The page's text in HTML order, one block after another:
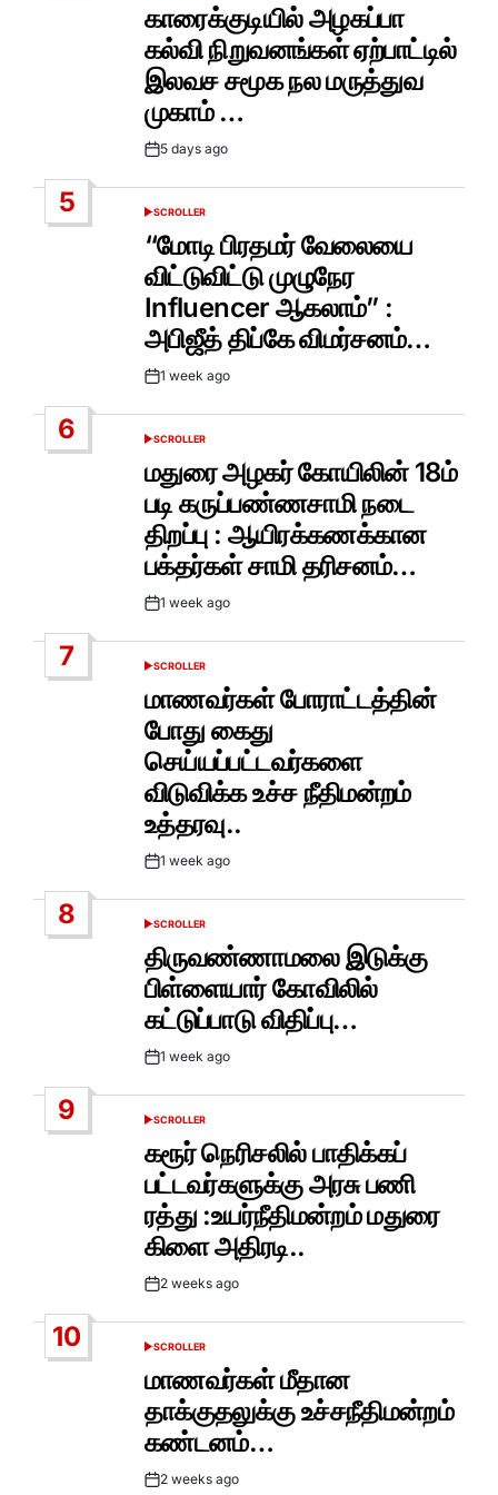
காரைக்குடியில் அழகப்பா
கல்வி நிறுவனங்கள் ஏற்பாட்டில்
இலவச சமூக நல மருத்துவ
முகாம் …
Post5 days ago
5
POSTED
SCROLLER
“மோடி பிரதமர் வேலையை
விட்டுவிட்டு முழுநேர
Influencer ஆகலாம்” :
அபிஜீத் திப்கே விமர்சனம்…
Post1 week ago
6
POSTED
SCROLLER
மதுரை அழகர் கோயிலின் 18ம்
படி கருப்பண்ணசாமி நடை
திறப்பு : ஆயிரக்கணக்கான
பக்தர்கள் சாமி தரிசனம்…
Post1 week ago
7
POSTED
SCROLLER
மாணவர்கள் போராட்டத்தின்
போது கைது
செய்யப்பட்டவர்களை
விடுவிக்க உச்ச நீதிமன்றம்
உத்தரவு..
Post1 week ago
8
POSTED
SCROLLER
திருவண்ணாமலை இடுக்கு
பிள்ளையார் கோவிலில்
கட்டுப்பாடு விதிப்பு…
Post1 week ago
9
POSTED
SCROLLER
கரூர் நெரிசலில் பாதிக்கப்
பட்டவர்களுக்கு அரசு பணி
ரத்து :உயர்நீதிமன்றம் மதுரை
கிளை அதிரடி..
Post2 weeks ago
10
POSTED
SCROLLER
மாணவர்கள் மீதான
தாக்குதலுக்கு உச்சநீதிமன்றம்
கண்டனம்…
Post2 weeks ago